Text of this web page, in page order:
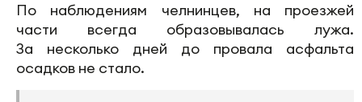
По наблюдениям челнинцев, на проезжей
части всегда образовывалась лужа.
За несколько дней до провала асфальта
осадков не стало.